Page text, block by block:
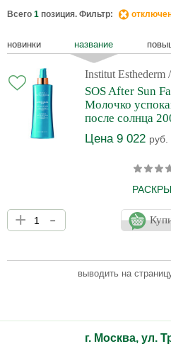
Всего 1 позиция. Фильтр:
новинки название
Institut Esthederm
SOS After Sun
Молочко
после солнца
Цена 9 022 руб.
Успокаивающее и
для тела. Качественно и надолго
успокаивает и снимает
+ -
выводить на
г. Москва, ул.